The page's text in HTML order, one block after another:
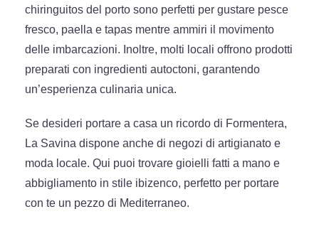
chiringuitos del porto sono perfetti per gustare pesce
fresco, paella e tapas mentre ammiri il movimento
delle imbarcazioni. Inoltre, molti locali offrono prodotti
preparati con ingredienti autoctoni, garantendo
un’esperienza culinaria unica.
Se desideri portare a casa un ricordo di Formentera,
La Savina dispone anche di negozi di artigianato e
moda locale. Qui puoi trovare gioielli fatti a mano e
abbigliamento in stile ibizenco, perfetto per portare
con te un pezzo di Mediterraneo.